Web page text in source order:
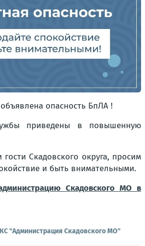
опасность БпЛА !
приведены в повышенную
Скадовского округа, просим
и быть внимательными.
Скадовского МО в
"Администрация Скадовского МО"